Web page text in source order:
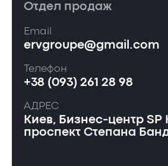
Отдел продаж
Email
ervgroupe@gmail.com
Телефон
+38 (093) 261 28 98
АДРЕС
Киев, Бизнес-центр SP
проспект Степана